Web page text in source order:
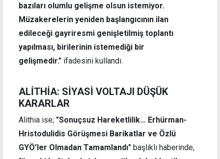
bazıları olumlu gelişme olsun istemiyor.
Müzakerelerin yeniden başlangıcının ilan
edileceği gayriresmi genişletilmiş toplantı
yapılması, birilerinin istemediği bir
gelişmedir." ifadesini kullandı.
ALİTHİA: SİYASİ VOLTAJI DÜŞÜK
KARARLAR
Alithia ise; "Sonuçsuz Hareketlilik… Erhürman-
Hristodulidis Görüşmesi Barikatlar ve Özlü
GYÖ’ler Olmadan Tamamlandı" başlıklı haberinde,